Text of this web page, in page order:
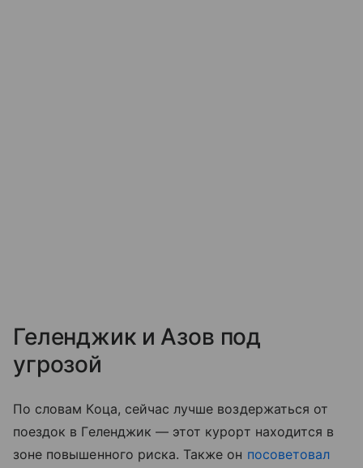
Геленджик и Азов под
угрозой
По словам Коца, сейчас лучше воздержаться от
поездок в Геленджик — этот курорт находится в
зоне повышенного риска. Также он посоветовал